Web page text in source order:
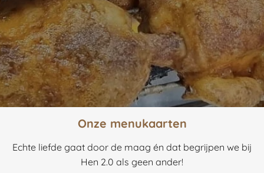
Onze menukaarten
Echte liefde gaat door de maag én dat begrijpen we bij
Hen 2.0 als geen ander!